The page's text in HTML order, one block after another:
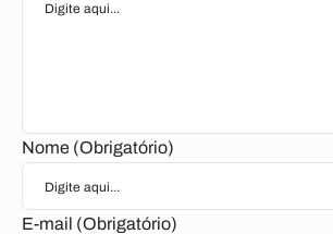
Nome (Obrigatório)
E-mail (Obrigatório)